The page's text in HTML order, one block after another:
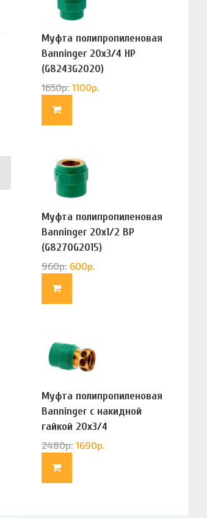
Муфта полипропиленовая
Banninger 20х3/4 НР
(G8243G2020)
1650р. 1100р.
Муфта полипропиленовая
Banninger 20х1/2 ВР
(G8270G2015)
960р. 600р.
Муфта полипропиленовая
Banninger с накидной
гайкой 20х3/4
(G83322020)
2480р. 1690р.